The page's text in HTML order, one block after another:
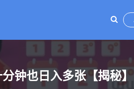
钟也日入多张【揭秘】